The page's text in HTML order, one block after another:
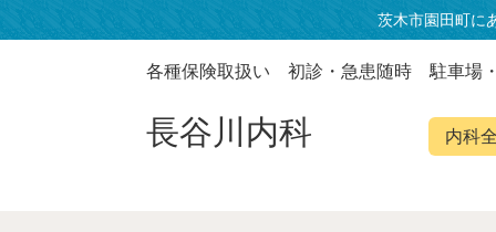
茨木市園田町に
各種保険取扱い 初診・急患随時 駐車場
長谷川内科 内科